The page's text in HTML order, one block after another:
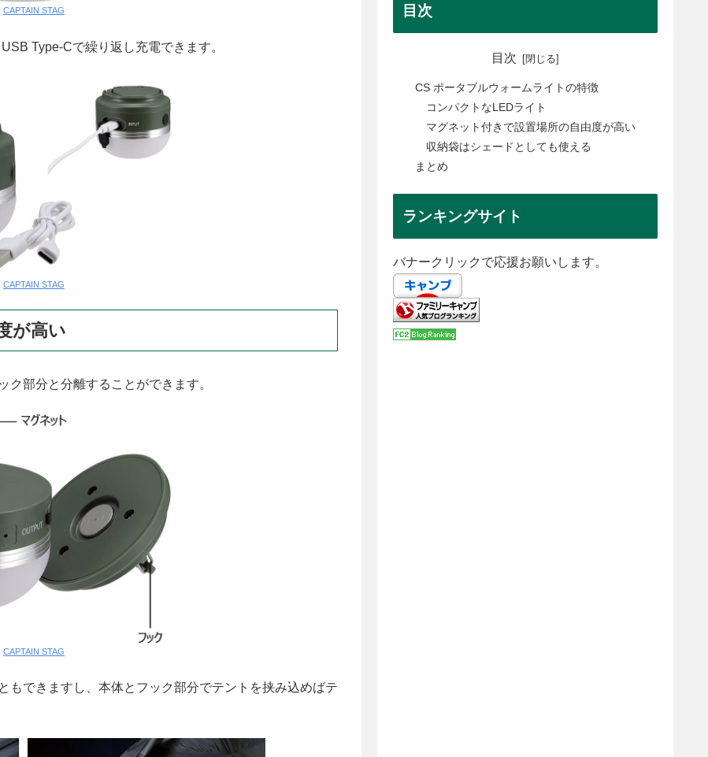
CAPTAIN STAG
Type-Cで繰り返し充電できます。
CAPTAIN STAG
が高い
部分と分離することができます。
CAPTAIN STAG
もできますし、本体とフック部分でテントを挟み込めばテ
目次
目次
CS ポータブルウォームライトの特徴
コンパクトなLEDライト
マグネット付きで設置場所の自由度が高い
収納袋はシェードとしても使える
まとめ
ランキングサイト
バナークリックで応援お願いします。